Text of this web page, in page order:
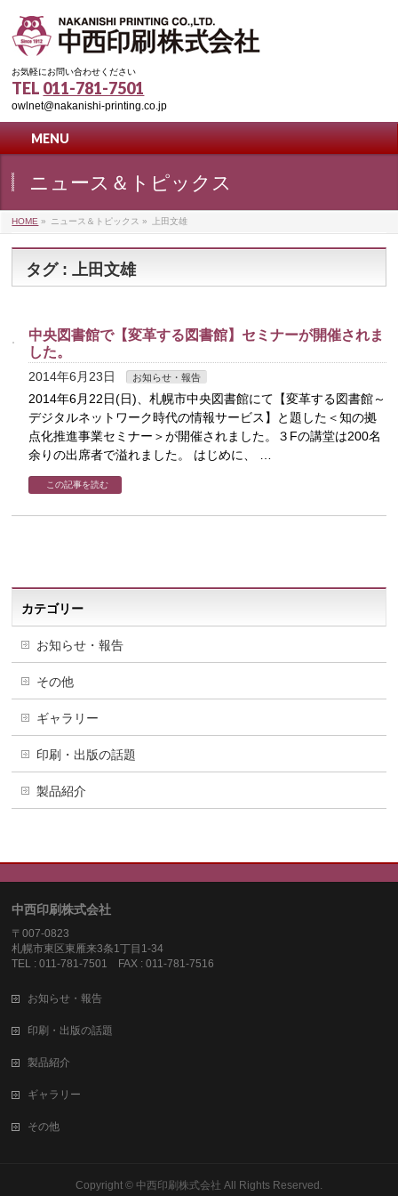
お気軽にお問い合わせください
TEL 011-781-7501
owlnet@nakanishi-printing.co.jp
MENU
ニュース＆トピックス
HOME » ニュース＆トピックス » 上田文雄
タグ : 上田文雄
中央図書館で【変革する図書館】セミナーが開催されま
した。
2014年6月23日 お知らせ・報告
2014年6月22日(日)、札幌市中央図書館にて【変革する図書館～
デジタルネットワーク時代の情報サービス】と題した＜知の拠
点化推進事業セミナー＞が開催されました。３Fの講堂は200名
余りの出席者で溢れました。 はじめに、 …
この記事を読む
カテゴリー
お知らせ・報告
その他
ギャラリー
印刷・出版の話題
製品紹介
中西印刷株式会社
〒007-0823
札幌市東区東雁来3条1丁目1-34
TEL : 011-781-7501 FAX : 011-781-7516
お知らせ・報告
印刷・出版の話題
製品紹介
ギャラリー
その他
Copyright © 中西印刷株式会社 All Rights Reserved.